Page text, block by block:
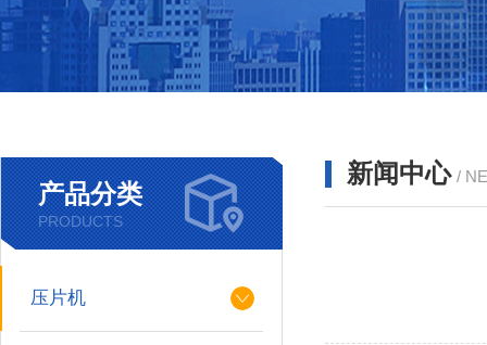
产品分类
PRODUCTS
压片机
新闻中心 /